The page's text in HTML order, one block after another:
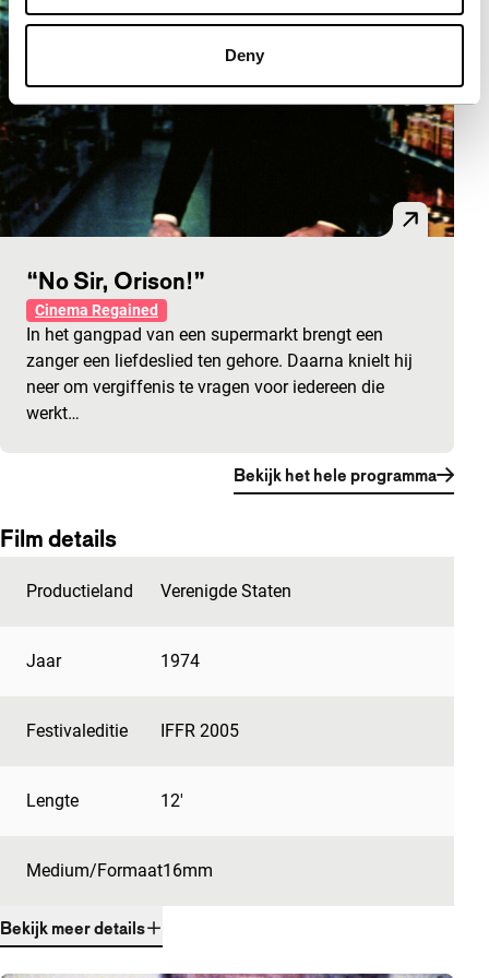
Deny
“No Sir, Orison!”
Cinema Regained
In het gangpad van een supermarkt brengt een
zanger een liefdeslied ten gehore. Daarna knielt hij
neer om vergiffenis te vragen voor iedereen die
werkt…
Bekijk het hele programma
Film details
Productieland Verenigde Staten
Jaar 1974
Festivaleditie IFFR 2005
Lengte 12'
Medium/Formaat16mm
Bekijk meer details